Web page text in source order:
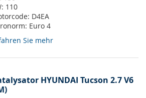
110
D4EA
Euro 4
Sie mehr
HYUNDAI Tucson 2.7 V6